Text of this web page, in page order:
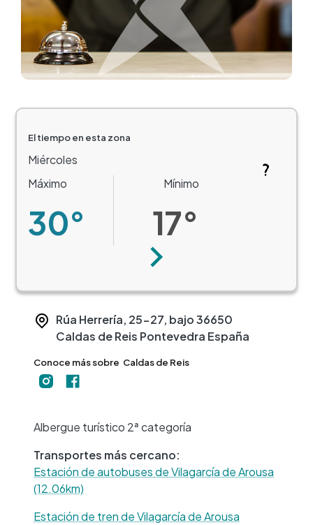
El tiempo en esta zona
Miércoles
Máximo
30°
Mínimo
17°
Siguiente
Rúa Herrería, 25-27, bajo36650
Caldas de Reis Pontevedra España
Conoce más sobre Caldas de Reis
Albergue turístico 2ª categoría
Transportes más cercano:
Estación de autobuses de Vilagarcía de Arousa
(12.06km)
Estación de tren de Vilagarcía de Arousa